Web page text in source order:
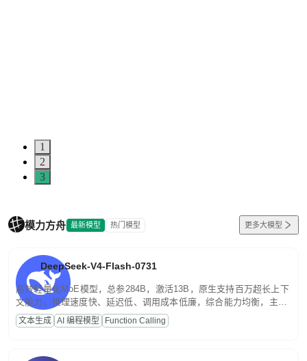
1
2
3
模力方舟 最新模型 热门模型 更多大模型
DeepSeek-V4-Flash-0731
高效轻量化MoE模型，总参284B，激活13B，原生支持百万超长上下
文能力。推理速度快、延迟低、调用成本低廉，综合能力均衡，主打
高并发、轻量化任务，适合日常对话、内容创作、基础 RAG、批量
文案处理等普惠刚需场景。
文本生成 AI 编程模型 Function Calling